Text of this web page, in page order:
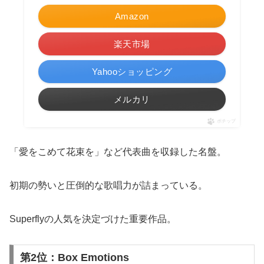
Amazon
楽天市場
Yahooショッピング
メルカリ
ポチップ
「愛をこめて花束を」など代表曲を収録した名盤。
初期の勢いと圧倒的な歌唱力が詰まっている。
Superflyの人気を決定づけた重要作品。
第2位：Box Emotions